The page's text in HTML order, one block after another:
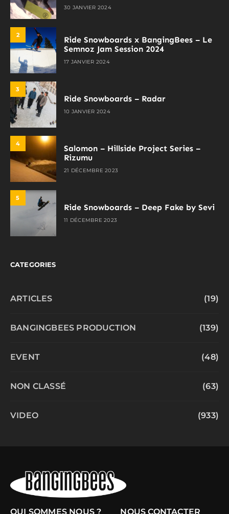
30 JANVIER 2024
2
Ride Snowboards x BangingBees – Le
Semnoz Jam Session 2024
17 JANVIER 2024
3
Ride Snowboards – Radar
10 JANVIER 2024
4
Salomon – Hillside Project Series –
Rizumu
21 DÉCEMBRE 2023
5
Ride Snowboards – Deep Fake by Sevi
11 DÉCEMBRE 2023
CATEGORIES
ARTICLES (19)
BANGINGBEES PRODUCTION (139)
EVENT (48)
NON CLASSÉ (63)
VIDEO (933)
QUI SOMMES NOUS ? NOUS CONTACTER